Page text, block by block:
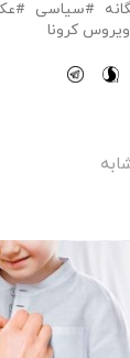
سیاسی
ویروس کرونا